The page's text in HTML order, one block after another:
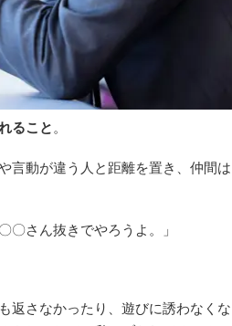
ること。
言動が違う人と距離を置き、仲間は
〇さん抜きでやろうよ。」
返さなかったり、遊びに誘わなくな